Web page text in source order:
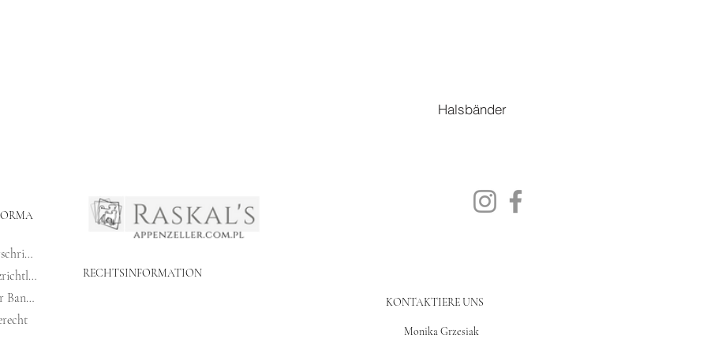
Halsbänder
Einkaufsvorschriften
Datenschutzrichtlinie
RECHTSINFORMATION
Angaben zur Banküberweisung
KONTAKTIERE UNS
Monika Grzesiak